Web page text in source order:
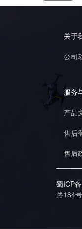
关于
公司
服务
产品
售后
售后
蜀ICP
路184